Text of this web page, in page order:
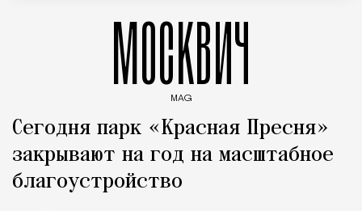
МОСКВИЧ
MAG
Сегодня парк «Красная Пресня»
закрывают на год на масштабное
благоустройство